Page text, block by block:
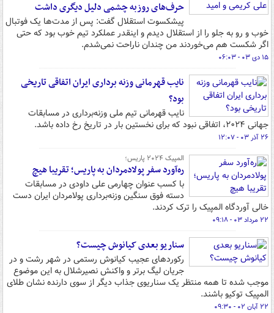
حرف‌های روزبه چشمی دلیل دیگری داشت
پیشکسوت استقلال گفت: پس از مدت‌ها یک فوتبال
خوب و رو به جلو را از استقلال دیدم و اینقدر عملکرد تیم خوب بود که حتی
اگر شکست هم می‌خوردند من چندان ناراحت نمی‌شدم.
۱۵ دی ۰۳ - ۰۶:۰۳
نایب قهرمانی وزنه‌ برداری ایران اتفاقی تاریخی
بود؟
نایب قهرمانی تیم ملی وزنه‌برداری در مسابقات
جهانی ۲۰۲۴، اتفاقی نبود که برای نخستین بار در تاریخ رخ داده باشد.
۲۶ آذر ۰۳ - ۱۲:۰۷
المپیک ۲۰۲۴ پاریس؛
ره‌آورد سفر پولادمردان به پاریس؛ تقریبا هیچ
با کسب عنوان چهارمی علی داودی در مسابقات
دسته فوق سنگین وزنه‌برداری پولامردان ایران دست
خالی آوردگاه المپیک را ترک کردند.
۲۲ مرداد ۰۳ - ۰۹:۱۸
سناریو بعدی کیانوش چیست؟
رکوردهای عجیب کیانوش رستمی در شهر رشت و در
جریان لیگ برتر و واکنش نصیرشلال به این موضوع
موجب شده تا همه منتظر یک سناریوی جذاب دیگر از سوی دارنده نشان طلای
المپیک توکیو باشند.
۲۲ آبان ۰۲ - ۰۹:۳۰